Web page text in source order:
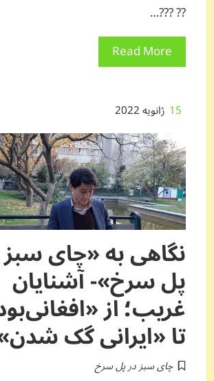
?? ???…
Read More
15 ژانویه 2022
نگاهی به «چای
پل سرخ»- آشنایان
غریب؛ از
تا «ایرانی گک
چای سبز در پل سرخ